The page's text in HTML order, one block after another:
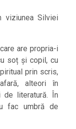
viziunea Silviei
are propria-i
soț și copil, cu
prin scris,
alteori în
de literatură. În
fac umbră de